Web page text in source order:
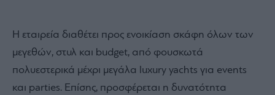
Η εταιρεία διαθέτει προς ενοικίαση σκάφη όλων των
μεγεθών, στυλ και budget, από φουσκωτά
πολυεστερικά μέχρι μεγάλα luxury yachts για events
και parties. Επίσης, προσφέρεται η δυνατότητα